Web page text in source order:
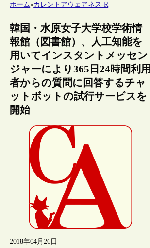
ホーム»カレントアウェアネス-R
韓国・水原女子大学校学術情
報館（図書館）、人工知能を
用いてインスタントメッセン
ジャーにより365日24時間利用
者からの質問に回答するチャ
ットボットの試行サービスを
開始
2018年04月26日